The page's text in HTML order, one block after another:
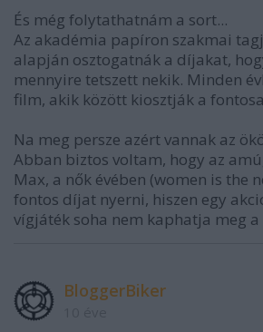
És még folytathatnám a sort...
Az akadémia papíron szakmai
alapján osztogatnák a díjakat,
mennyire tetszett nekik. Minden
film, akik között kiosztják a
Na meg persze azért vannak az
Abban biztos voltam, hogy az
Max, a nők évében (women is the
fontos díjat nyerni, hiszen egy
vígjáték soha nem kaphatja meg
BloggerBiker